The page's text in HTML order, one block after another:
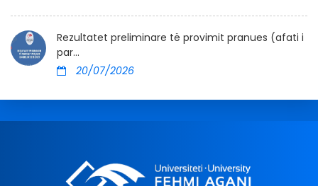
Rezultatet preliminare të provimit pranues (afati i
par...
20/07/2026